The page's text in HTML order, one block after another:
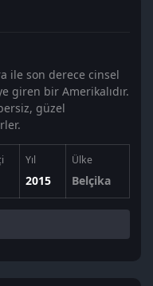
ile son derece cinsel
giren bir Amerikalıdır.
güzel
Yıl
2015
Ülke
Belçika